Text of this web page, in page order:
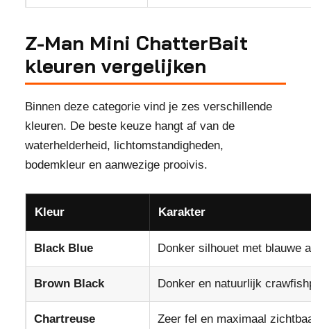
Z-Man Mini ChatterBait
kleuren vergelijken
Binnen deze categorie vind je zes verschillende
kleuren. De beste keuze hangt af van de
waterhelderheid, lichtomstandigheden,
bodemkleur en aanwezige prooivis.
Kleur Karakter
Black Blue Donker silhouet met blauwe
Brown Black Donker en natuurlijk
Chartreuse Zeer fel en maximaal